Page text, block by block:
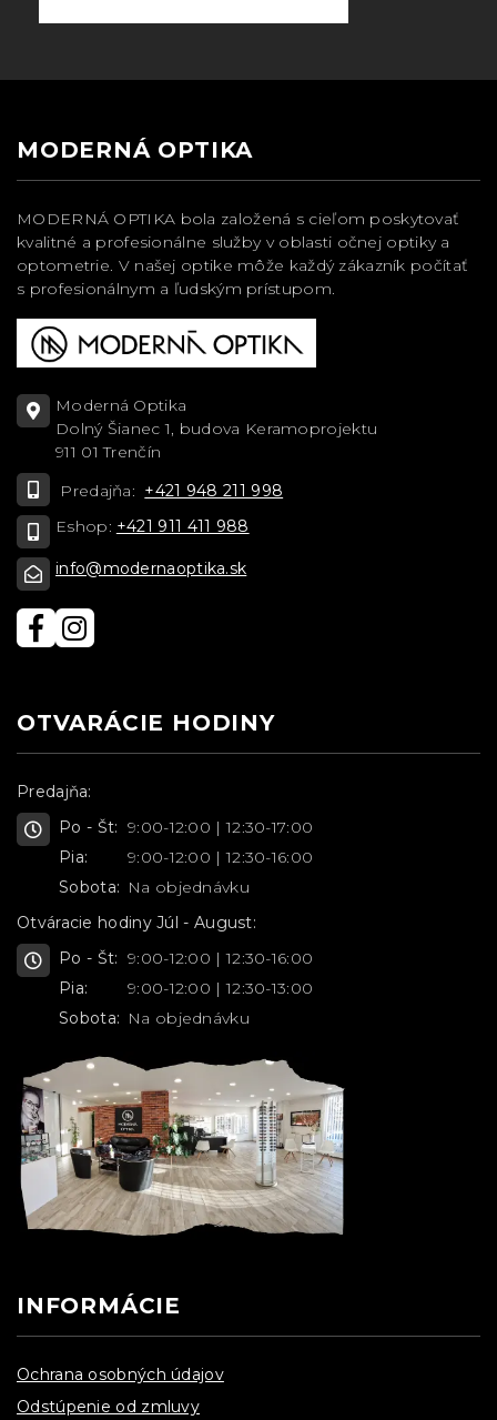
MODERNÁ OPTIKA
MODERNÁ OPTIKA bola založená s cieľom poskytovať
kvalitné a profesionálne služby v oblasti očnej optiky a
optometrie. V našej optike môže každý zákazník počítať
s profesionálnym a ľudským prístupom.
Moderná Optika
Dolný Šianec 1, budova Keramoprojektu
911 01 Trenčín
Predajňa: +421 948 211 998
Eshop: +421 911 411 988
info@modernaoptika.sk
OTVARÁCIE HODINY
Predajňa:
Po - Št: 9:00-12:00 | 12:30-17:00
Pia:
9:00-12:00 | 12:30-16:00
Sobota: Na objednávku
Otváracie hodiny Júl - August:
Po - Št: 9:00-12:00 | 12:30-16:00
Pia:
9:00-12:00 | 12:30-13:00
Sobota: Na objednávku
INFORMÁCIE
Ochrana osobných údajov
Odstúpenie od zmluvy